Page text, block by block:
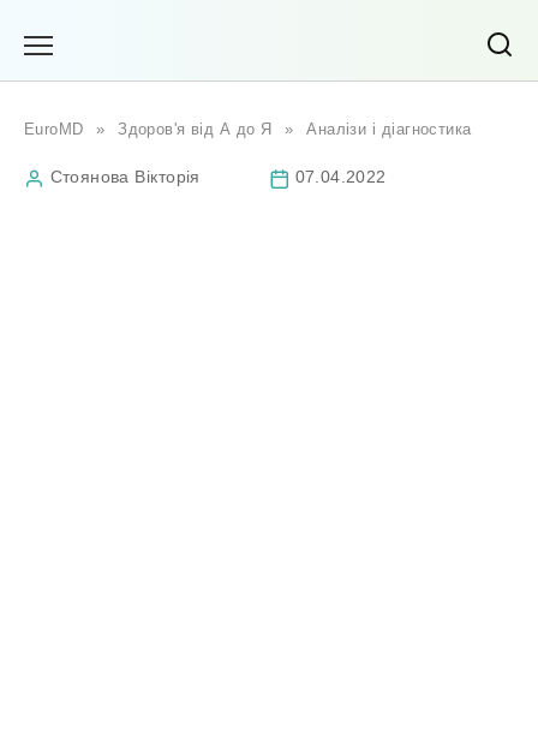
EuroMD » Здоров'я від А до Я » Аналізи і діагностика
Стоянова Вікторія 07.04.2022